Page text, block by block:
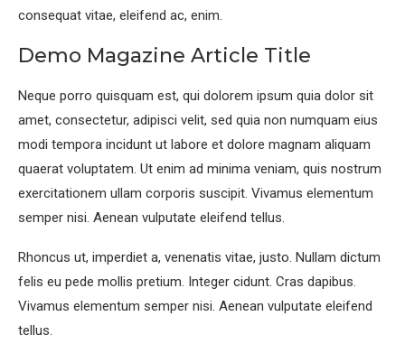
consequat vitae, eleifend ac, enim.
Demo Magazine Article Title
Neque porro quisquam est, qui dolorem ipsum quia dolor sit
amet, consectetur, adipisci velit, sed quia non numquam eius
modi tempora incidunt ut labore et dolore magnam aliquam
quaerat voluptatem. Ut enim ad minima veniam, quis nostrum
exercitationem ullam corporis suscipit. Vivamus elementum
semper nisi. Aenean vulputate eleifend tellus.
Rhoncus ut, imperdiet a, venenatis vitae, justo. Nullam dictum
felis eu pede mollis pretium. Integer cidunt. Cras dapibus.
Vivamus elementum semper nisi. Aenean vulputate eleifend
tellus.